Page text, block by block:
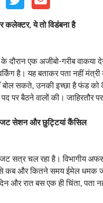
कलेक्टर, ये तो विडंबना है
दौरान एक अजीबो-गरीब
है। यह बताकर पता नहीं
सकते, उनकी इच्छा है फंड को
पर बैठने वालों की। जाहिरतौर
सेशन और छुट्टियां कैंसिल
सत्र चल रहा है। विभागीय
कब और कितने समय ईमेल धमक
और रात बस एक ही चिंता, पता